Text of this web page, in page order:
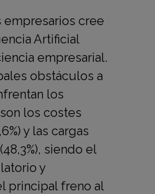
empresarios cree
Artificial
empresarial.
obstáculos a
los
los costes
y las cargas
siendo el
y
principal freno al